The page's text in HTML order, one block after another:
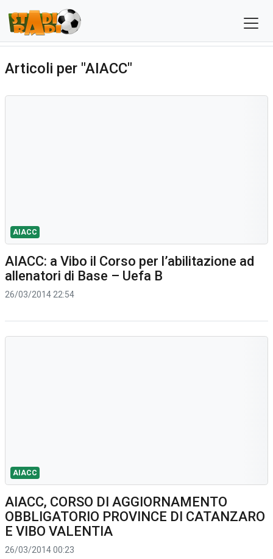
Articoli per "AIACC"
AIACC
AIACC: a Vibo il Corso per l’abilitazione ad
allenatori di Base – Uefa B
26/03/2014 22:54
AIACC
AIACC, CORSO DI AGGIORNAMENTO
OBBLIGATORIO PROVINCE DI CATANZARO
E VIBO VALENTIA
26/03/2014 00:23